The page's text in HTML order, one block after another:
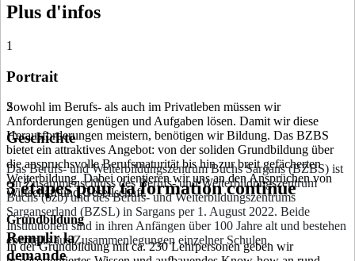
Plus d'infos
1
Portrait
Sowohl im Berufs- als auch im Privatleben müssen wir
Anforderungen genügen und Aufgaben lösen. Damit wir diese
Herausforderungen meistern, benötigen wir Bildung. Das BZBS
bietet ein attraktives Angebot: von der soliden Grundbildung über
die anspruchsvolle Berufsmaturität bis hin zur breit gefächerten
Weiterbildung. Dabei orientieren wir uns an den Ansprüchen von
Wirtschaft und Gesellschaft.
Grundbildung
In der Grundbildung mit ca. 230 Lehrpersonen geben wir
2
Geschichte
Das Berufs- und Weiterbildungszentrum Buchs Sargans (BZBS) ist
ein Zusammenschluss des Berufs- und Weiterbildungszentrum
Buchs (bzb) und des Berufs- und Weiterbildungszentrums
Sarganserland (BZSL) in Sargans per 1. August 2022. Beide
Institutionen sind in ihren Anfängen über 100 Jahre alt und bestehen
ebenfalls aus Zusammenlegungen einzelner Schulen.
3 étapes pour ta formation continue
Remplir la
demande